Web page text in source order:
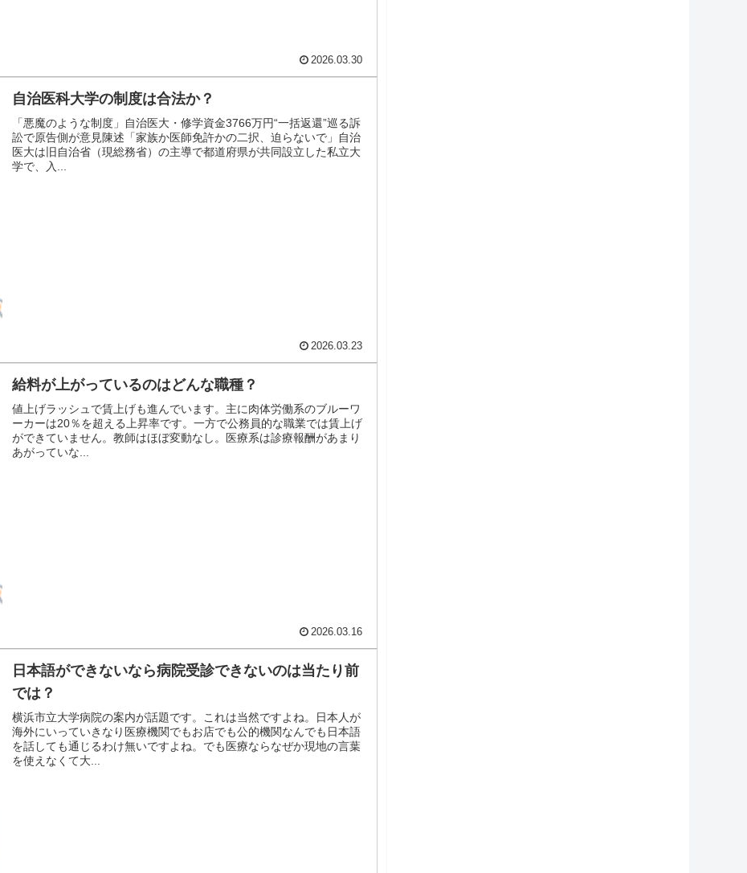
2026.03.30
自治医科大学の制度は合法か？
「悪魔のような制度」自治医大・修学資金3766万円“一括返還”巡る訴
訟で原告側が意見陳述「家族か医師免許かの二択、迫らないで」自治
医大は旧自治省（現総務省）の主導で都道府県が共同設立した私立大
学で、入...
2026.03.23
給料が上がっているのはどんな職種？
値上げラッシュで賃上げも進んでいます。主に肉体労働系のブルーワ
ーカーは20％を超える上昇率です。一方で公務員的な職業では賃上げ
ができていません。教師はほぼ変動なし。医療系は診療報酬があまり
あがっていな...
2026.03.16
日本語ができないなら病院受診できないのは当たり前
では？
横浜市立大学病院の案内が話題です。これは当然ですよね。日本人が
海外にいっていきなり医療機関でもお店でも公的機関なんでも日本語
を話しても通じるわけ無いですよね。でも医療ならなぜか現地の言葉
を使えなくて大...